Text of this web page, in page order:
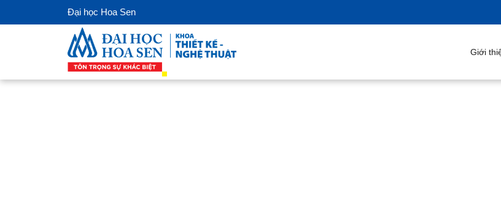
Đại học Hoa Sen
Giới thiệu